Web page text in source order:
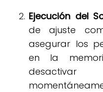
Ejecución del
de ajuste
asegurar los
en la